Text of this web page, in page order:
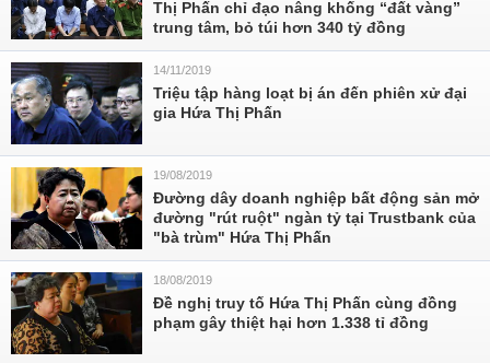
Thị Phấn chỉ đạo nâng khống “đất vàng”
trung tâm, bỏ túi hơn 340 tỷ đồng
14/11/2019
Triệu tập hàng loạt bị án đến phiên xử đại
gia Hứa Thị Phấn
19/08/2019
Đường dây doanh nghiệp bất động sản mở
đường "rút ruột" ngàn tỷ tại Trustbank của
"bà trùm" Hứa Thị Phấn
18/08/2019
Đề nghị truy tố Hứa Thị Phấn cùng đồng
phạm gây thiệt hại hơn 1.338 tỉ đồng